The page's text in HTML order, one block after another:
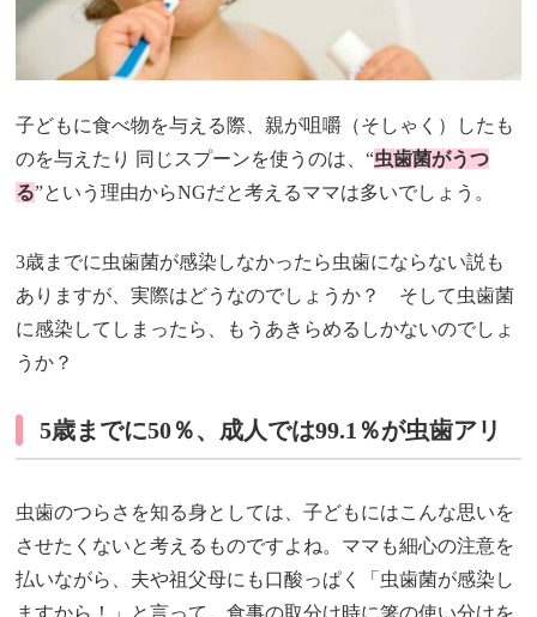
子どもに食べ物を与える際、親が咀嚼（そしゃく）したも
のを与えたり 同じスプーンを使うのは、“虫歯菌がうつ
る”という理由からNGだと考えるママは多いでしょう。
3歳までに虫歯菌が感染しなかったら虫歯にならない説も
ありますが、実際はどうなのでしょうか？ そして虫歯菌
に感染してしまったら、もうあきらめるしかないのでしょ
うか？
5歳までに50％、成人では99.1％が虫歯アリ
虫歯のつらさを知る身としては、子どもにはこんな思いを
させたくないと考えるものですよね。ママも細心の注意を
払いながら、夫や祖父母にも口酸っぱく「虫歯菌が感染し
ますから！」と言って、食事の取分け時に箸の使い分けを